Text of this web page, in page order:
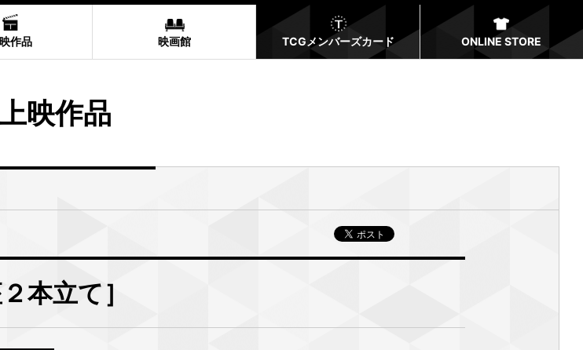
映作品 映画館 TCGメンバーズカード ONLINE STORE
映作品
本立て］